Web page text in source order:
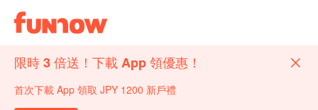
限時 3 倍送！下載 App 領優惠！
首次下載 App 領取 JPY 1200 新戶禮